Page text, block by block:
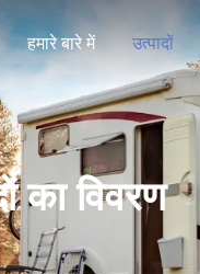
हमारे बारे में उत्पादों
का विवरण